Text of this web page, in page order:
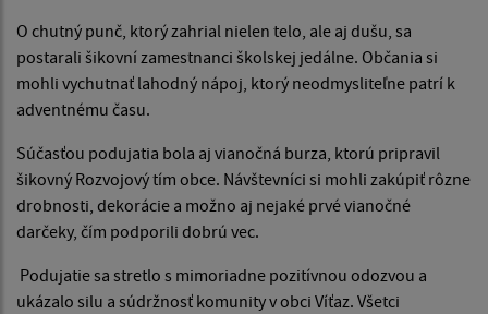
O chutný punč, ktorý zahrial nielen telo, ale aj dušu, sa
postarali šikovní zamestnanci školskej jedálne. Občania si
mohli vychutnať lahodný nápoj, ktorý neodmysliteľne patrí k
adventnému času.
Súčasťou podujatia bola aj vianočná burza, ktorú pripravil
šikovný Rozvojový tím obce. Návštevníci si mohli zakúpiť rôzne
drobnosti, dekorácie a možno aj nejaké prvé vianočné
darčeky, čím podporili dobrú vec.
Podujatie sa stretlo s mimoriadne pozitívnou odozvou a
ukázalo silu a súdržnosť komunity v obci Víťaz. Všetci